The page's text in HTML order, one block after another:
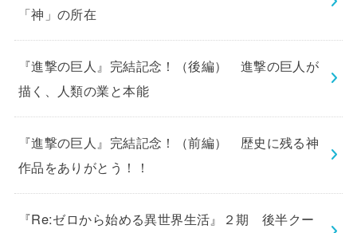
「神」の所在
『進撃の巨人』完結記念！（後編） 進撃の巨人が
描く、人類の業と本能
『進撃の巨人』完結記念！（前編） 歴史に残る神
作品をありがとう！！
『Re:ゼロから始める異世界生活』２期 後半クー